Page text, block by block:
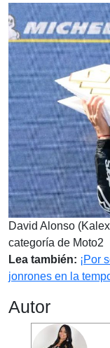
David Alonso
categoría de Moto2
Lea también: ¡Por
jonrones en la
Autor